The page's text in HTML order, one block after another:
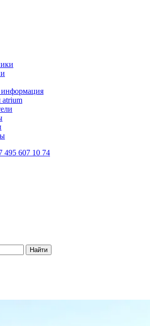
информация
atrium
495 607 10 74
Найти